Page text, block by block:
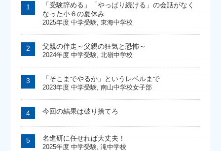
「受験辞める」「やっぱり続ける」の会話がなく
なった小６の夏休み
2025年度 中学受験, 東海中学校
父親の伴走～父親の狂気と恐怖～
2024年度 中学受験, 北嶺中学校
「そこまでやるか」というレベルまで
2023年度 中学受験, 南山中学校女子部
今回の結果は破り捨てろ
名進研に任せれば大丈夫！
2025年度 中学受験, 滝中学校